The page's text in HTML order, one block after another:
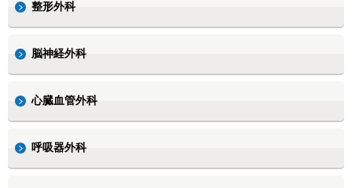
整形外科
脳神経外科
心臓血管外科
呼吸器外科